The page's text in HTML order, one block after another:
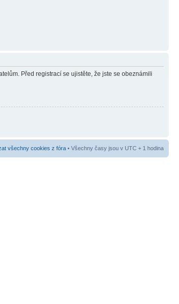
Před registrací se ujistěte, že jste se obeznámili
všechny cookies z fóra • Všechny časy jsou v UTC + 1 hodina